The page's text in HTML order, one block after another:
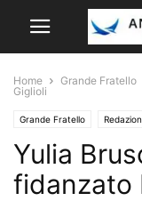
Home Grande Fratello
Giglioli
Grande Fratello
Yulia
fidanzato